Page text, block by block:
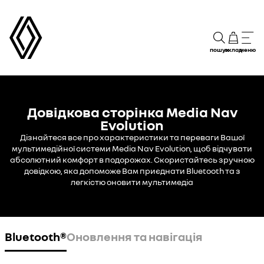
пошукскладменю
Довідкова сторінка Media Nav
Evolution
Дізнайтеся все про характеристики та переваги Вашої
мультимедійної системи Media Nav Evolution, щоб відчувати
абсолютний комфорт в подорожах. Скористайтесь зручною
довідкою, яка допоможе Вам приєднати Bluetooth та з
легкістю оновити мультимедіа
Bluetooth®Оновлення та навігація